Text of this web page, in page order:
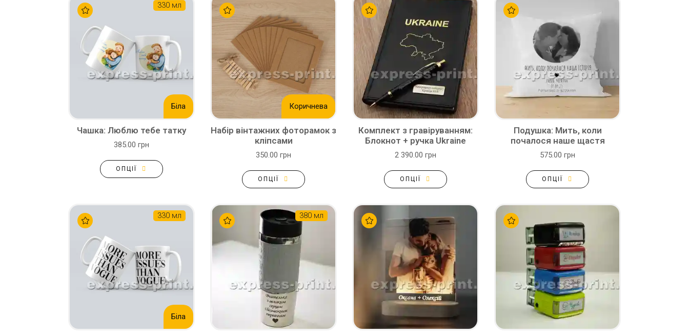
330 мл
Біла
Чашка: Люблю тебе татку
385.00 грн
ОПЦІЇ
Коричнева
Набір вінтажних фоторамок з
кліпсами
350.00 грн
ОПЦІЇ
Комплект з гравіруванням:
Блокнот + ручка Ukraine
2 390.00 грн
ОПЦІЇ
Подушка: Мить, коли
почалося наше щастя
575.00 грн
ОПЦІЇ
330 мл
Біла
380 мл